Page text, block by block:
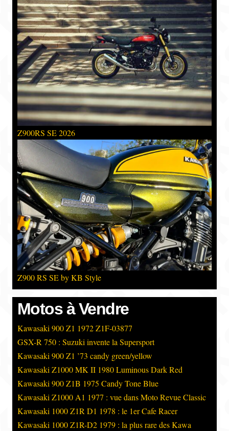
Z900RS SE 2026
Z900 RS SE by KB Style
Motos à Vendre
Kawasaki 900 Z1 1972 Z1F-03877
GSX-R 750 : Suzuki invente la Supersport
Kawasaki 900 Z1 ’73 candy green/yellow
Kawasaki Z1000 MK II 1980 Luminous Dark Red
Kawasaki 900 Z1B 1975 Candy Tone Blue
Kawasaki Z1000 A1 1977 : vue dans Moto Revue Classic
Kawasaki 1000 Z1R D1 1978 : le 1er Cafe Racer
Kawasaki 1000 Z1R-D2 1979 : la plus rare des Kawa